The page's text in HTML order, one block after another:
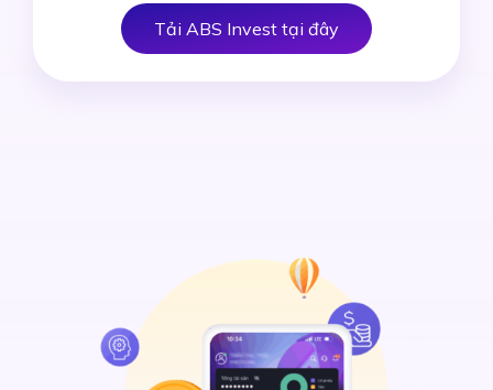
Tải ABS Invest tại đây